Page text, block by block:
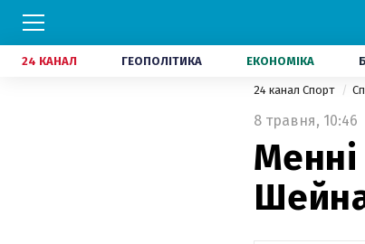
24 КАНАЛ ГЕОПОЛІТИКА ЕКОНОМІКА
24 канал Спорт
8 травня, 10:46